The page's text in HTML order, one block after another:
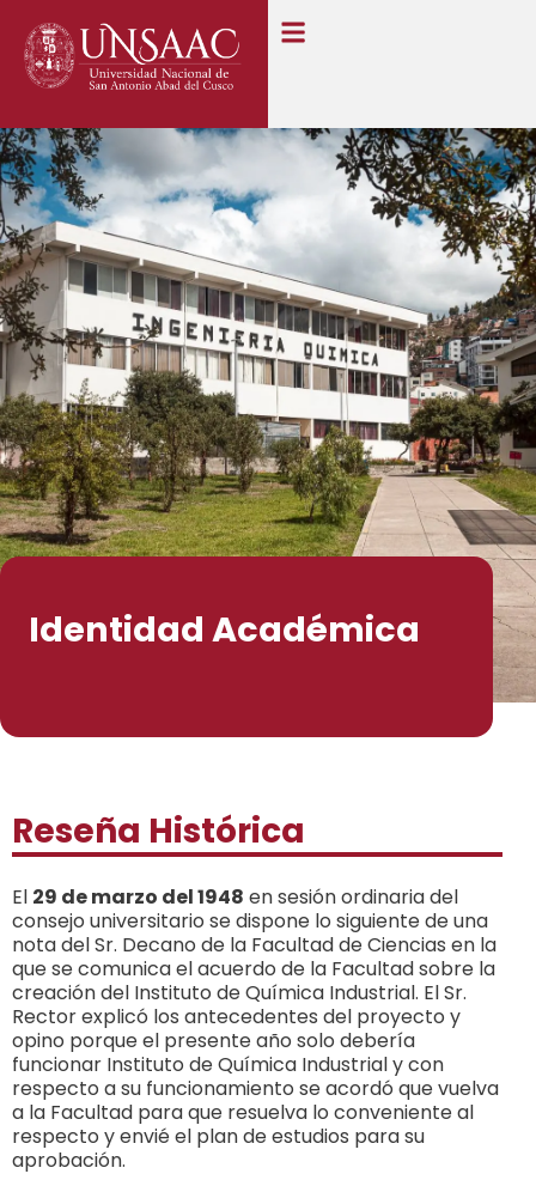
Identidad Académica
Reseña Histórica
El 29 de marzo del 1948 en sesión ordinaria del
consejo universitario se dispone lo siguiente de una
nota del Sr. Decano de la Facultad de Ciencias en la
que se comunica el acuerdo de la Facultad sobre la
creación del Instituto de Química Industrial. El Sr.
Rector explicó los antecedentes del proyecto y
opino porque el presente año solo debería
funcionar Instituto de Química Industrial y con
respecto a su funcionamiento se acordó que vuelva
a la Facultad para que resuelva lo conveniente al
respecto y envié el plan de estudios para su
aprobación.